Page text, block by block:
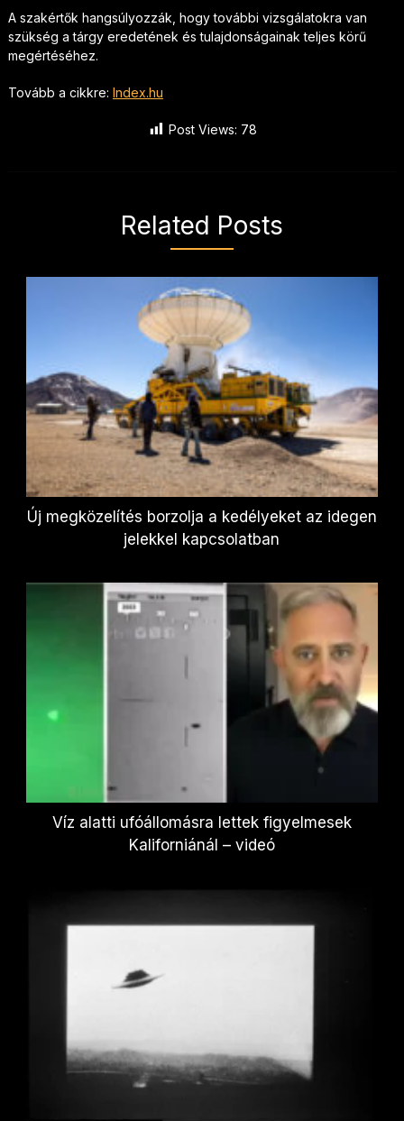
A szakértők hangsúlyozzák, hogy további vizsgálatokra van
szükség a tárgy eredetének és tulajdonságainak teljes körű
megértéséhez.
Tovább a cikkre: Index.hu
Post Views: 78
Related Posts
Új megközelítés borzolja a kedélyeket az idegen
jelekkel kapcsolatban
Víz alatti ufóállomásra lettek figyelmesek
Kaliforniánál – videó